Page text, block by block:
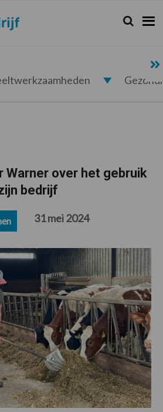
Zoeken...
Zoek
Warner over het gebruik
bedrijf
31 mei 2024